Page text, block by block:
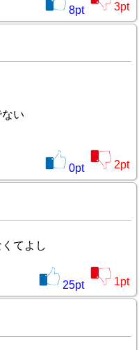
8pt 3pt
い
0pt 2pt
てよし
25pt 1pt